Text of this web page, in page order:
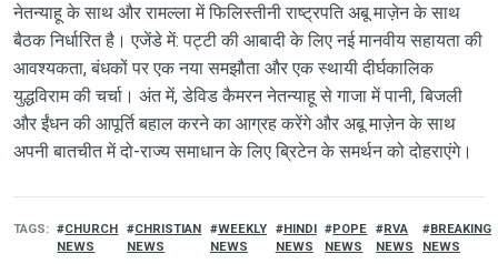
नेतन्याहू के साथ और रामल्ला में फिलिस्तीनी राष्ट्रपति अबू माज़ेन के साथ
बैठक निर्धारित है। एजेंडे में: पट्टी की आबादी के लिए नई मानवीय सहायता की
आवश्यकता, बंधकों पर एक नया समझौता और एक स्थायी दीर्घकालिक
युद्धविराम की चर्चा। अंत में, डेविड कैमरन नेतन्याहू से गाजा में पानी, बिजली
और ईंधन की आपूर्ति बहाल करने का आग्रह करेंगे और अबू माज़ेन के साथ
अपनी बातचीत में दो-राज्य समाधान के लिए ब्रिटेन के समर्थन को दोहराएंगे।
TAGS
CHURCH
NEWS
CHRISTIAN
NEWS
WEEKLY
NEWS
HINDI
NEWS
POPE
NEWS
RVA
NEWS
BREAKING
NEWS